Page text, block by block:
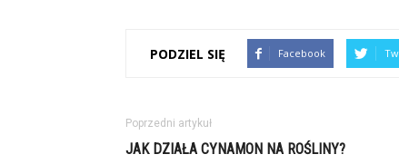
PODZIEL SIĘ Facebook
Poprzedni artykuł
JAK DZIAŁA CYNAMON NA ROŚLINY?